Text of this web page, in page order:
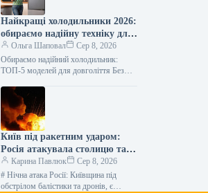
Найкращі холодильники 2026:
обираємо надійну техніку для
домуОльга Шаповал
Сер 8, 2026
Обираємо надійний холодильник:
ТОП-5 моделей для довголіття Без
жодного дому. Це ключовий елемент
побутової техніки, від…
Київ під ракетним ударом:
Росія атакувала столицю та
область, є жертви —
найсвіжіші подробиці
Карина Павлюк
Сер 8, 2026
# Нічна атака Росії: Київщина під
обстрілом балістики та дронів, є